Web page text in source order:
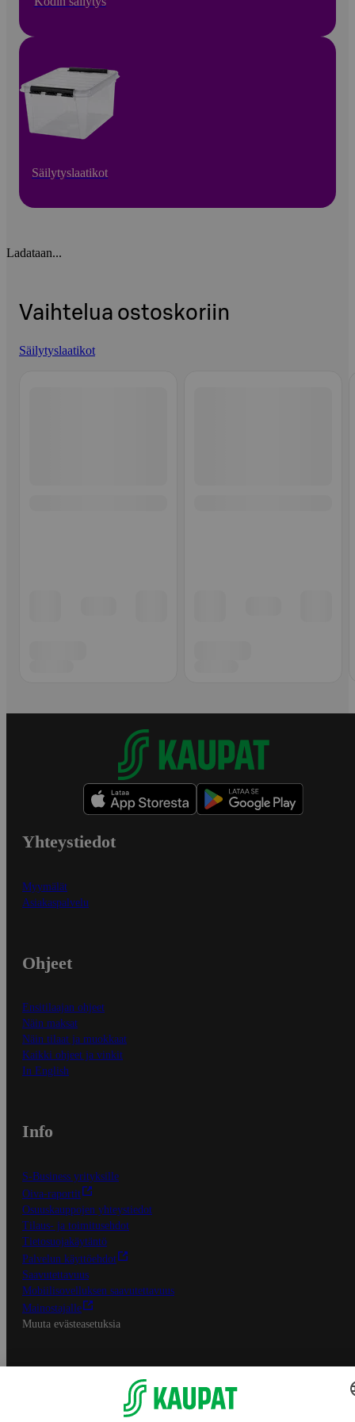
Säilytyslaatikot
Ladataan...
Vaihtelua ostoskoriin
Säilytyslaatikot
Yhteystiedot
Myymälät
Asiakaspalvelu
Ohjeet
Ensitilaajan ohjeet
Näin maksat
Näin tilaat ja muokkaat
Kaikki ohjeet ja vinkit
In English
Info
S-Business yrityksille
Oiva-raportit
Osuuskauppojen yhteystiedot
Tilaus- ja toimitusehdot
Tietosuojakäytäntö
Palvelun käyttöehdot
Saavutettavuus
Mobiilisovelluksen saavutettavuus
Mainostajalle
Muuta evästeasetuksia
S-ryhmän palvelut